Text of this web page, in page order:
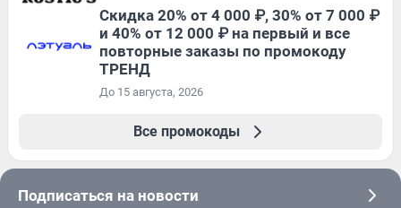
Скидка 20% от 4 000 ₽, 30% от 7 000 ₽
и 40% от 12 000 ₽ на первый и все
повторные заказы по промокоду
ТРЕНД
До 15 августа, 2026
Все промокоды
Подписаться на новости